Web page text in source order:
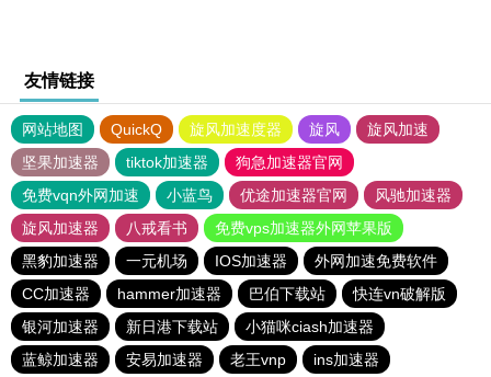
友情链接
网站地图 QuickQ 旋风加速度器 旋风
旋风加速
坚果加速器
tiktok加速器
狗急加速器官网
免费vqn外网加速
小蓝鸟 优途加速器官网
风驰加速器
旋风加速器
八戒看书
免费vps加速器外网苹果版
黑豹加速器
一元机场 IOS加速器
外网加速免费软件
CC加速器
hammer加速器 巴伯下载站
快连vn破解版
银河加速器
新日港下载站
小猫咪ciash加速器
蓝鲸加速器
安易加速器 老王vnp ins加速器